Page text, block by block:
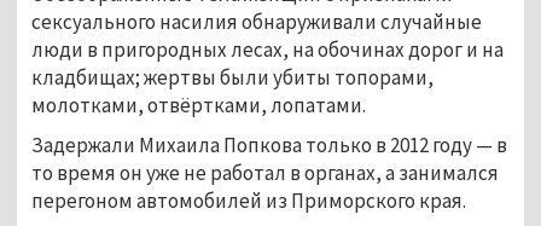
сексуального насилия обнаруживали случайные
люди в пригородных лесах, на обочинах дорог и на
кладбищах; жертвы были убиты топорами,
молотками, отвёртками, лопатами.
Задержали Михаила Попкова только в 2012 году — в
то время он уже не работал в органах, а занимался
перегоном автомобилей из Приморского края.